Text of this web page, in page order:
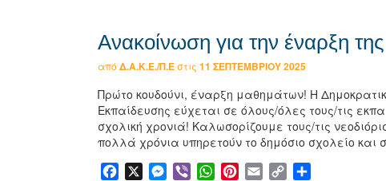
Ανακοίνωση για την έναρξη
από Δ.Α.Κ.Ε./Π.Εστις 11 ΣΕΠΤΕΜΒΡΊΟΥ 2025
Πρώτο κουδούνι, έναρξη μαθημάτων! Η
Εκπαίδευσης εύχεται σε όλους/όλες τους/τις
σχολική χρονιά! Καλωσορίζουμε τους/τις
πολλά χρόνια υπηρετούν το δημόσιο σχολείο και
Facebook Messenger
Viber WhatsApp
Pinterest
Email Copy